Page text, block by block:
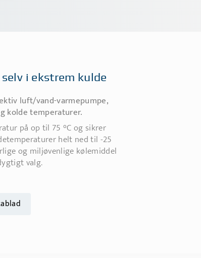
i ekstrem kulde
luft/vand-varmepumpe,
kolde temperaturer.
på op til 75 °C og sikrer
helt ned til -25
og miljøvenlige kølemiddel
valg.